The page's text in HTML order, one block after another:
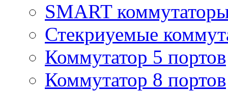
SMART
Стекриуемые
Коммутатор 5 портов
Коммутатор 8 портов